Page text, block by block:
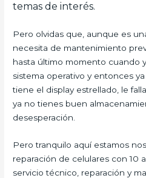
temas de interés.
Pero olvidas que, aunque es
necesita de mantenimiento
hasta último momento cuando
sistema operativo y entonces
tiene el display estrellado, le
ya no tienes buen
desesperación.
Pero tranquilo aquí estamos
reparación de celulares con 10
servicio técnico, reparación y